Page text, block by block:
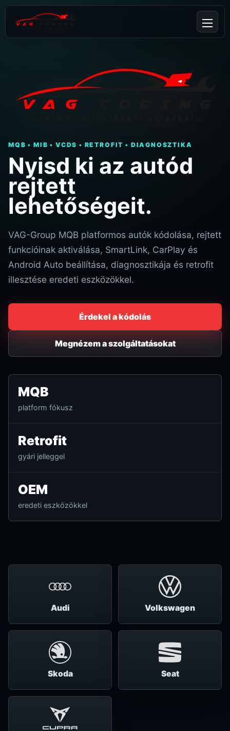
MQB • MIB • VCDS • RETROFIT • DIAGNOSZTIKA
Nyisd ki az autód
rejtett
lehetőségeit.
VAG-Group MQB platformos autók kódolása, rejtett
funkcióinak aktiválása, SmartLink, CarPlay és
Android Auto beállítása, diagnosztikája és retrofit
illesztése eredeti eszközökkel.
Érdekel a kódolás
Megnézem a szolgáltatásokat
MQB
platform fókusz
Retrofit
gyári jelleggel
OEM
eredeti eszközökkel
Audi Volkswagen
Skoda Seat